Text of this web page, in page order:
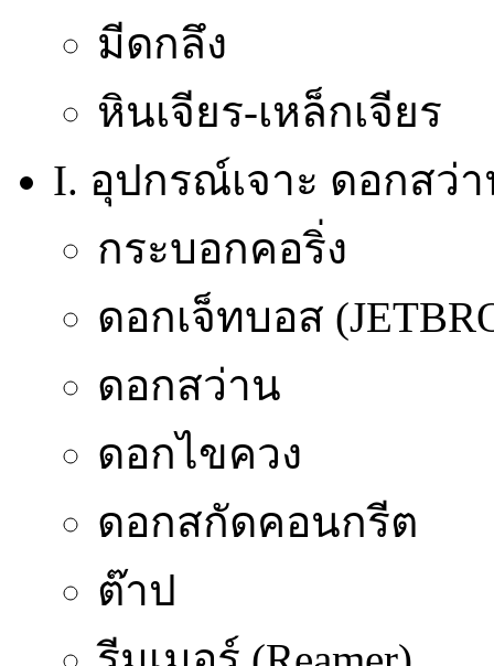
มีดกลึง
หินเจียร-เหล็กเจียร
I. อุปกรณ์เจาะ ดอกสว่
กระบอกคอริ่ง
ดอกเจ็ทบอส
ดอกสว่าน
ดอกไขควง
ดอกสกัดคอนกรีต
ต๊าป